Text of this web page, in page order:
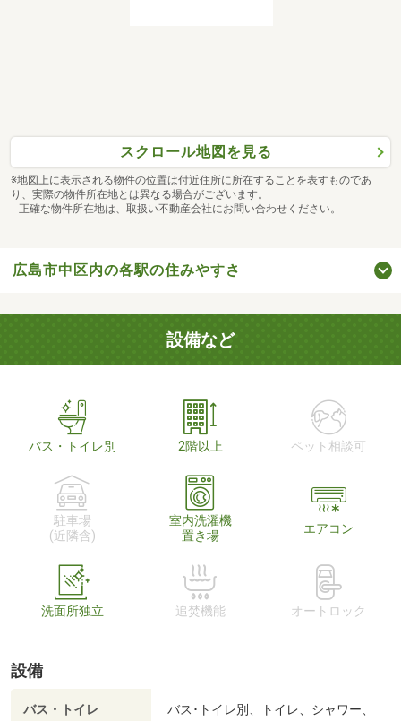
スクロール地図を見る
※地図上に表示される物件の位置は付近住所に所在することを表すものであ
り、実際の物件所在地とは異なる場合がございます。
正確な物件所在地は、取扱い不動産会社にお問い合わせください。
広島市中区内の各駅の住みやすさ
設備など
バス・トイレ別 2階以上 ペット相談可
駐車場
(近隣含)
室内洗濯機
置き場
エアコン
洗面所独立 追焚機能 オートロック
設備
バス・トイレ
バス･トイレ別、トイレ、シャワー、